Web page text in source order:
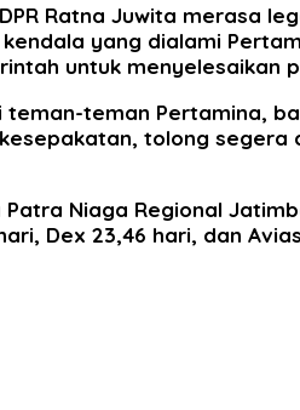
Ratna Juwita merasa
yang dialami
untuk menyelesaikan
teman Pertamina,
tolong
Niaga Regional
Dex 23,46 hari, dan